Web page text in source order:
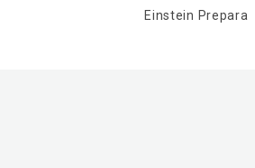
Einstein Prepara